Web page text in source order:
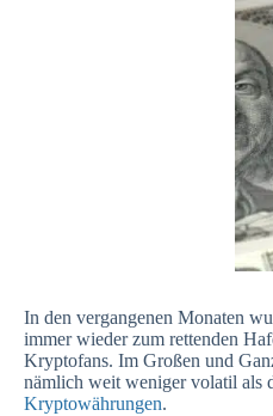
In den vergangenen Monaten
immer wieder zum rettenden
Kryptofans. Im Großen und
nämlich weit weniger volatil als
Kryptowährungen.